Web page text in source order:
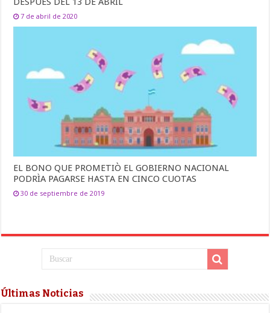
7 de abril de 2020
EL BONO QUE PROMETIÒ EL GOBIERNO NACIONAL
PODRÌA PAGARSE HASTA EN CINCO CUOTAS
30 de septiembre de 2019
Últimas Noticias